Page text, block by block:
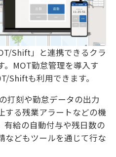
Shift」と連携できるクラ
。MOT勤怠管理を導入す
Shiftも利用できます。
打刻や勤怠データの出力
する残業アラートなどの機
有給の自動付与や残日数の
などもツールを通じて行な